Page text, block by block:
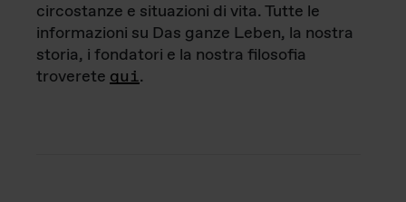
circostanze e situazioni di vita. Tutte le
informazioni su Das ganze Leben, la nostra
storia, i fondatori e la nostra filosofia
troverete qui.